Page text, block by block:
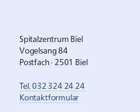
Spitalzentrum Biel
Vogelsang 84
Postfach · 2501 Biel
Tel. 032 324 24 24
Kontaktformular